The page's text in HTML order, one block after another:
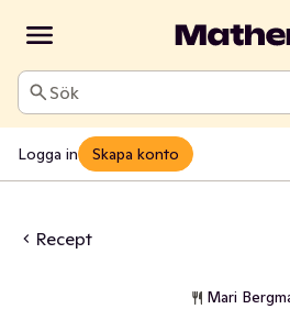
Sök
Logga in Skapa konto
Recept
Mari